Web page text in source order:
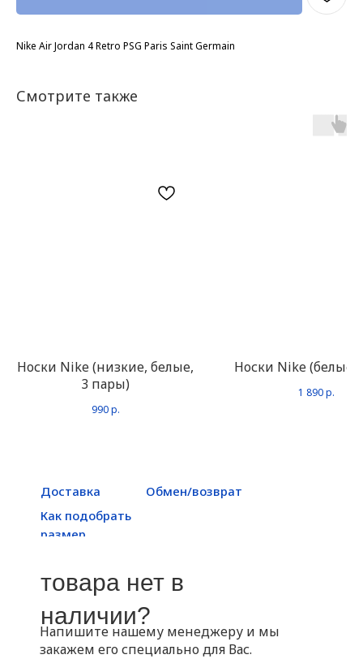
Nike Air Jordan 4 Retro PSG Paris Saint Germain
Смотрите также
Носки Nike (низкие, белые,
3 пары)
990 р.
Носки Nike (белые,
1 890 р.
Доставка
Обмен/возврат
Как подобрать
размер
товара нет в
наличии?
Напишите нашему менеджеру и мы
закажем его специально для Вас.